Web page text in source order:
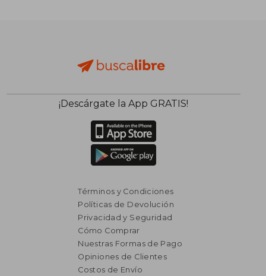
¡Descárgate la App GRATIS!
Términos y Condiciones
Políticas de Devolución
Privacidad y Seguridad
Cómo Comprar
Nuestras Formas de Pago
Opiniones de Clientes
Costos de Envío